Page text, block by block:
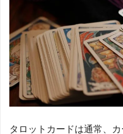
タロットカードは通常、